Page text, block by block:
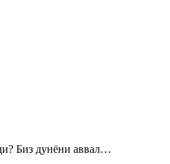
Биз дунёни аввал…